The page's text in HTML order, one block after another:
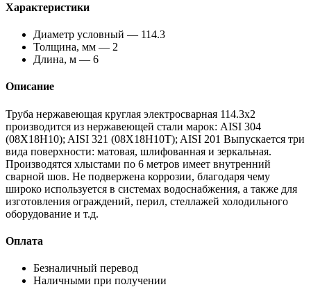
Характеристики
Диаметр условный — 114.3
Толщина, мм — 2
Длина, м — 6
Описание
Труба нержавеющая круглая электросварная 114.3х2
производится из нержавеющей стали марок: AISI 304
(08Х18Н10); AISI 321 (08Х18Н10Т); AISI 201 Выпускается три
вида поверхности: матовая, шлифованная и зеркальная.
Производятся хлыстами по 6 метров имеет внутренний
сварной шов. Не подвержена коррозии, благодаря чему
широко используется в системах водоснабжения, а также для
изготовления ограждений, перил, стеллажей холодильного
оборудование и т.д.
Оплата
Безналичный перевод
Наличными при получении